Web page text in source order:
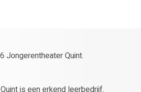
Jongerentheater Quint.
Quint is een erkend leerbedrijf.